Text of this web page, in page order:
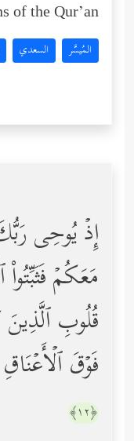
of the Qur’an:
المُيسَّر السعدي
إِذۡ یُوحِی
مَعَكُمۡ
قُلُوبِ ٱلَّذِینَ
فَوۡقَ
﴿١٢﴾